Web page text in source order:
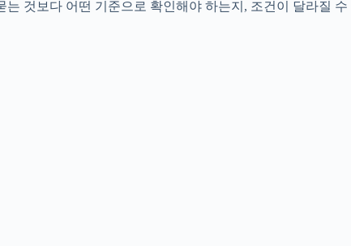
것보다 어떤 기준으로 확인해야 하는지, 조건이 달라질 수